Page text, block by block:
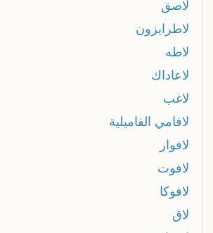
لاصق
لاطرايزون
لاطه
لاعاداك
لاغب
لافامي الفاميلية
لافوار
لافوت
لافوكا
لاق